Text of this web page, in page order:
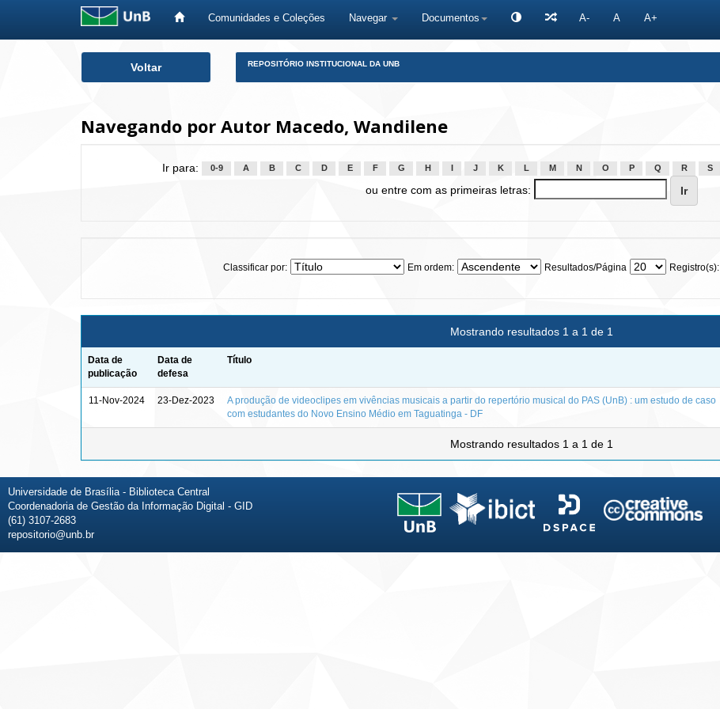
Comunidades e Coleções Navegar Documentos A- A A+
Voltar REPOSITÓRIO INSTITUCIONAL DA UNB
Navegando por Autor Macedo, Wandilene
Ir para: 0-9 A B C D E F G H J K L M N O P Q R S
ou entre com as primeiras letras:
Classificar por: Em ordem: Resultados/Página Registro(s):
Mostrando resultados 1 a 1 de 1
Data de
publicação
Data de
defesa
Título
11-Nov-2024 23-Dez-2023
A produção de videoclipes em vivências musicais a partir do repertório musical do PAS (UnB) : um estudo de caso
com estudantes do Novo Ensino Médio em Taguatinga - DF
Mostrando resultados 1 a 1 de 1
Universidade de Brasília - Biblioteca Central
Coordenadoria de Gestão da Informação Digital - GID
(61) 3107-2683
repositorio@unb.br